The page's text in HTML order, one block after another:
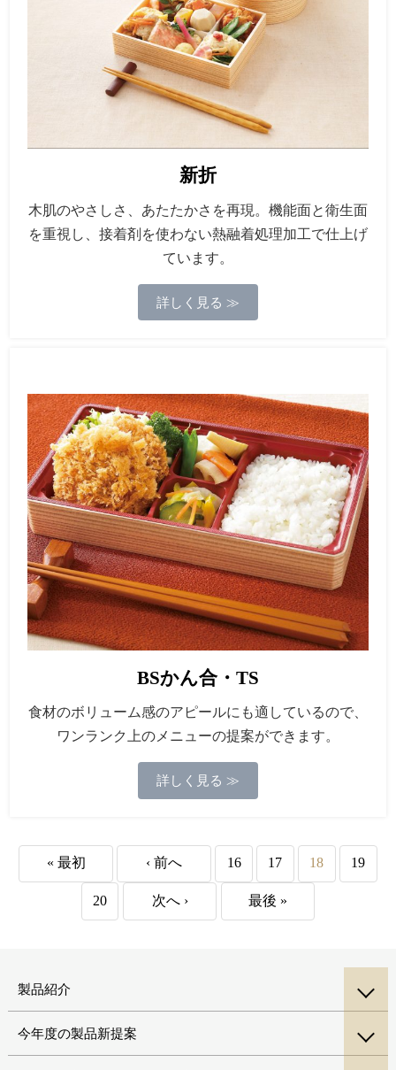
新折
木肌のやさしさ、あたたかさを再現。機能面と衛生面
を重視し、接着剤を使わない熱融着処理加工で仕上げ
ています。
詳しく見る ≫
BSかん合・TS
食材のボリューム感のアピールにも適しているので、
ワンランク上のメニューの提案ができます。
詳しく見る ≫
« 最初 ‹ 前へ 16 17 18 19
20 次へ › 最後 »
製品紹介
今年度の製品新提案